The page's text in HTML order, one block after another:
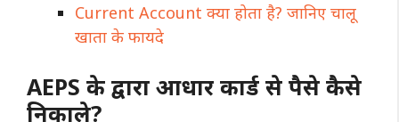
Current Account क्या होता है? जानिए चालू
खाता के फायदे
AEPS के द्वारा आधार कार्ड से पैसे कैसे
निकाले?